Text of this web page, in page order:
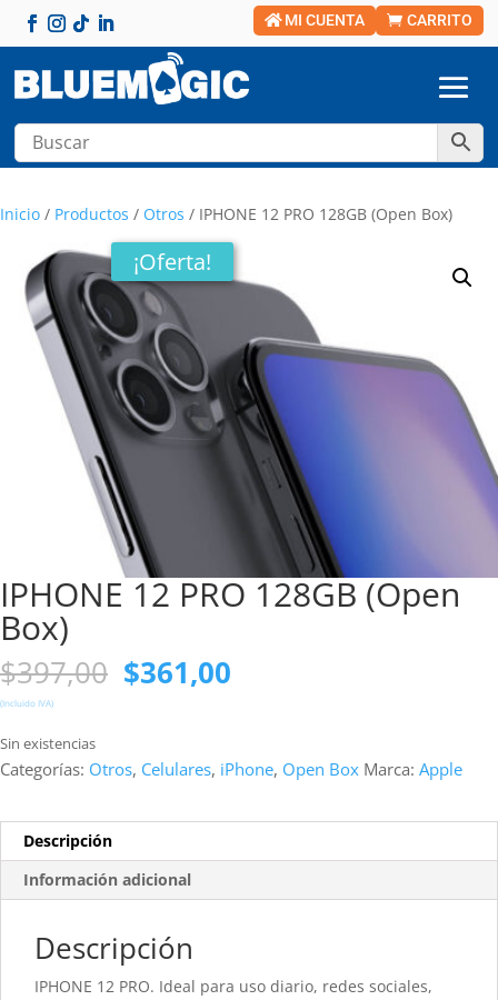
MI CUENTA CARRITO
Inicio / Productos / Otros / IPHONE 12 PRO 128GB (Open Box)
¡Oferta!
IPHONE 12 PRO 128GB (Open
Box)
$397,00 El
precio
$397,00.
$361,00
$361,00.
(Incluido IVA)
Sin existencias
Categorías: Otros, Celulares, iPhone, Open Box Marca: Apple
Descripción
Información adicional
Descripción
IPHONE 12 PRO. Ideal para uso diario, redes sociales,